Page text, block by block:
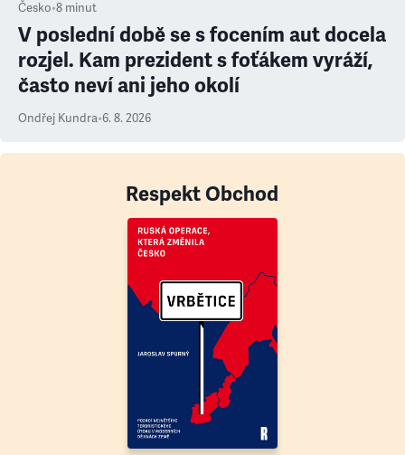
Česko•8 minut
V poslední době se s focením aut docela
rozjel. Kam prezident s foťákem vyráží,
často neví ani jeho okolí
Ondřej Kundra•6. 8. 2026
Respekt Obchod